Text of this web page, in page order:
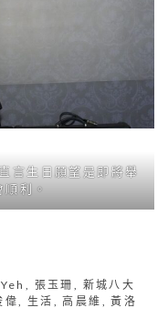
言生日願望是即將舉
利。
, 張玉珊 , 新城八大
偉, 生活 ,高晨維 ,黃洛